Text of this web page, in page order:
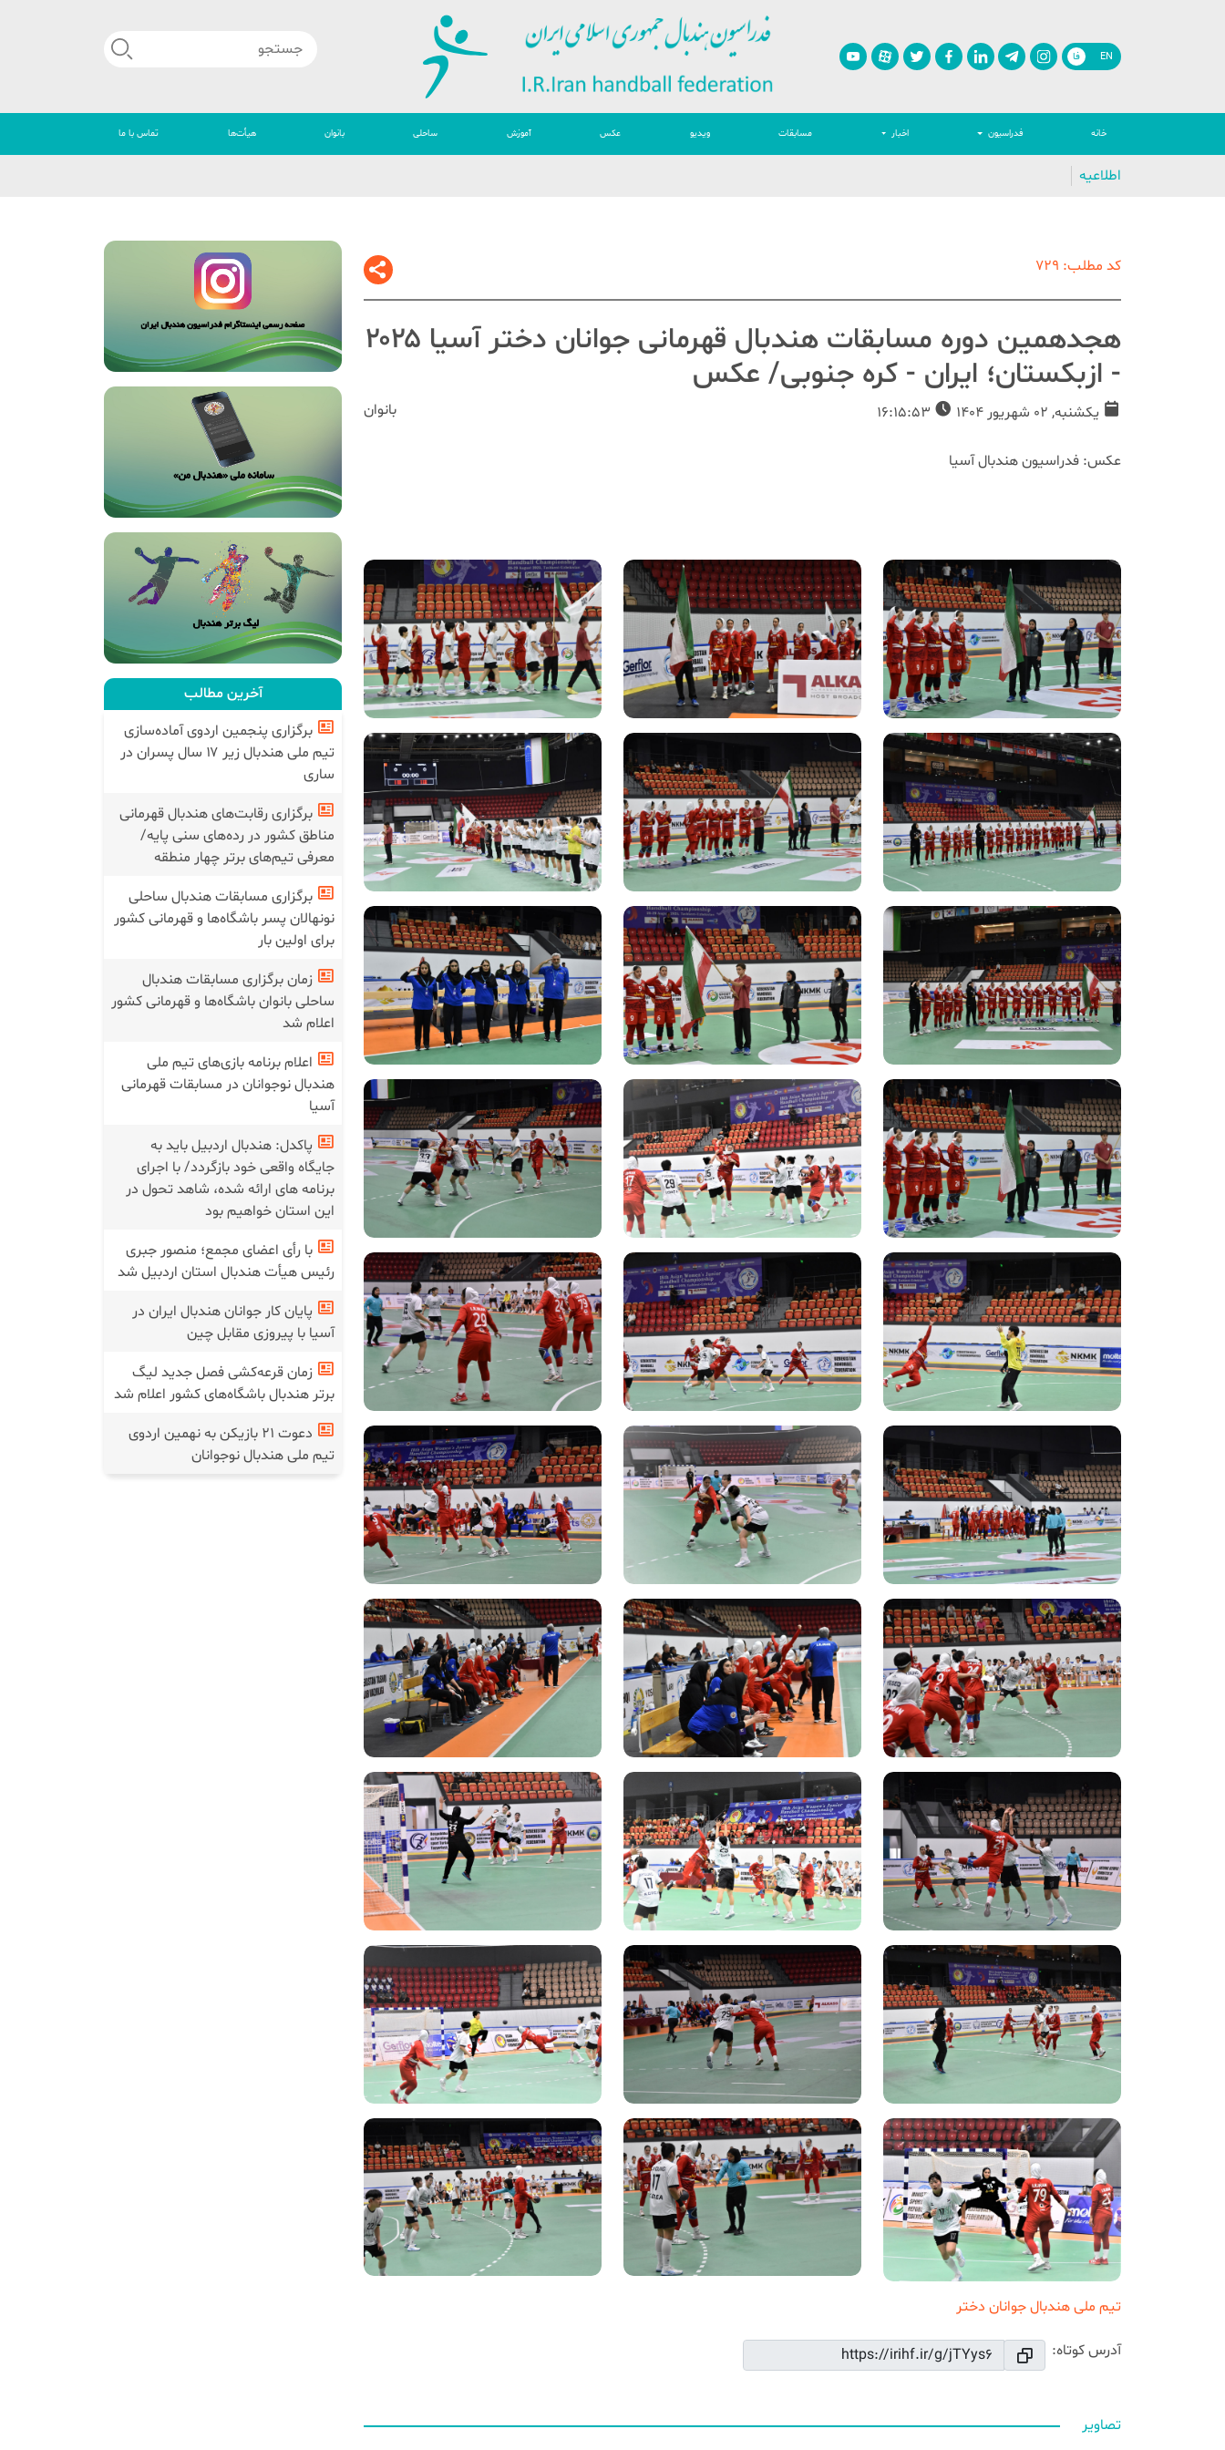
EN فا
خانه فدراسیون اخبار مسابقات ویدیو عکس آموزش ساحلی بانوان هیأت‌ها تماس با ما
اطلاعیه
کد مطلب: 729
هجدهمین دوره مسابقات هندبال قهرمانی جوانان دختر آسیا ۲۰۲۵
- ازبکستان؛ ایران - کره جنوبی/ عکس
یکشنبه, 02 شهریور 1404 بانوان
عکس: فدراسیون هندبال آسیا
تیم ملی هندبال جوانان دختر
آدرس کوتاه:
تصاویر
آخرین مطالب
برگزاری پنجمین اردوی آماده‌سازی
تیم ملی هندبال زیر ۱۷ سال پسران در
ساری
برگزاری رقابت‌های هندبال قهرمانی
مناطق کشور در رده‌های سنی پایه/
معرفی تیم‌های برتر چهار منطقه
برگزاری مسابقات هندبال ساحلی
نونهالان پسر باشگاه‌ها و قهرمانی کشور
برای اولین بار
زمان برگزاری مسابقات هندبال
ساحلی بانوان باشگاه‌ها و قهرمانی کشور
اعلام شد
اعلام برنامه بازی‌های تیم ملی
هندبال نوجوانان در مسابقات قهرمانی
آسیا
پاکدل: هندبال اردبیل باید به
جایگاه واقعی خود بازگردد/ با اجرای
برنامه های ارائه شده، شاهد تحول در
این استان خواهیم بود
با رأی اعضای مجمع؛ منصور جبری
رئیس هیأت هندبال استان اردبیل شد
پایان کار جوانان هندبال ایران در
آسیا با پیروزی مقابل چین
زمان قرعه‌کشی فصل جدید لیگ
برتر هندبال باشگاه‌های کشور اعلام شد
دعوت ۲۱ بازیکن به نهمین اردوی
تیم ملی هندبال نوجوانان